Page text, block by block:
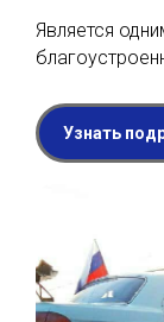
Является
Узнать